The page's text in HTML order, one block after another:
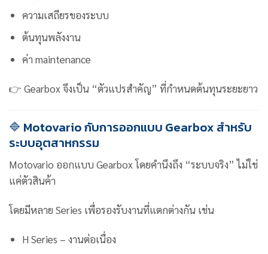
ความเสถียรของระบบ
ต้นทุนพลังงาน
ค่า maintenance
👉 Gearbox จึงเป็น “ตัวแปรสำคัญ” ที่กำหนดต้นทุนระยะยาว
🔷 Motovario กับการออกแบบ Gearbox สำหรับ
ระบบอุตสาหกรรม
Motovario ออกแบบ Gearbox โดยคำนึงถึง “ระบบจริง” ไม่ใช่
แค่ตัวสินค้า
โดยมีหลาย Series เพื่อรองรับงานที่แตกต่างกัน เช่น
H Series – งานต่อเนื่อง